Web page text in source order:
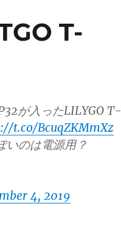
T-
が入ったLILYGO T-
t.co/BcuqZKMmXz
いのは電源用？
4, 2019